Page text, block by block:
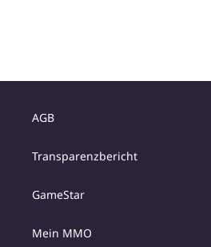
AGB
Transparenzbericht
GameStar
Mein MMO